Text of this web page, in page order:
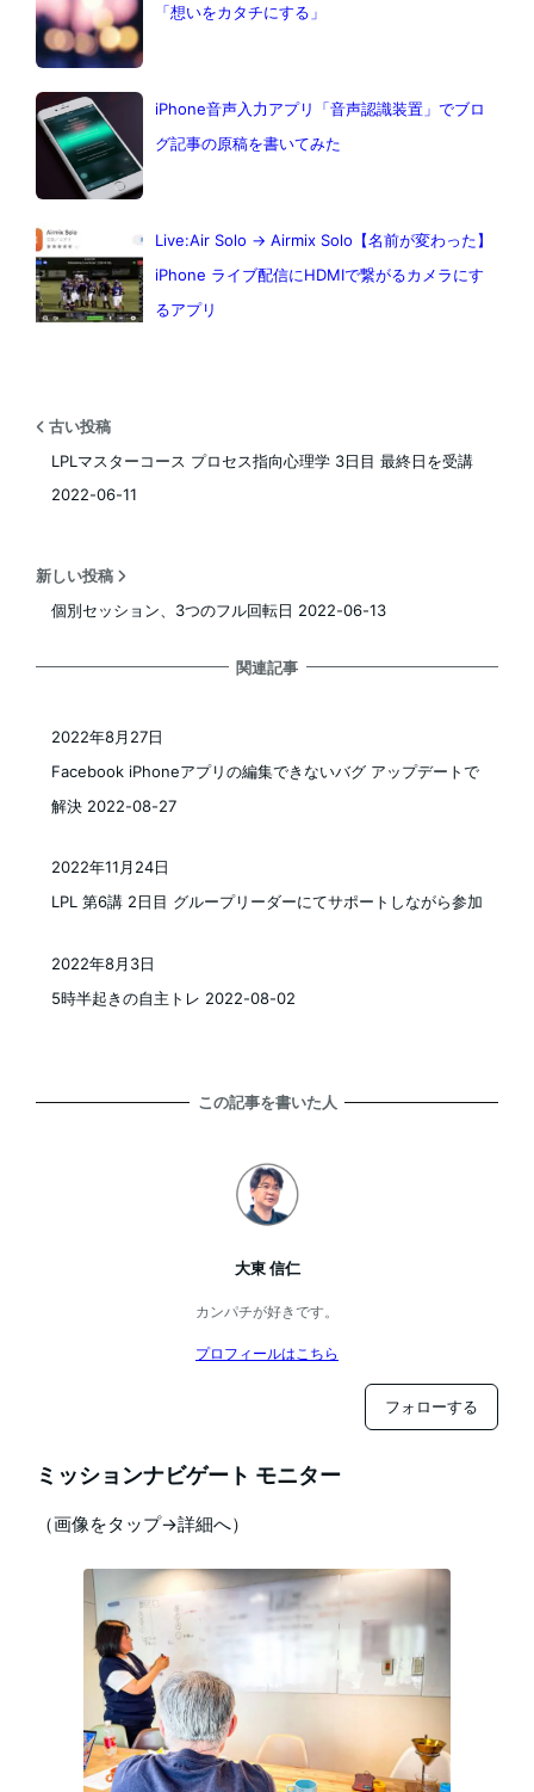
「想いをカタチにする」
iPhone音声入力アプリ「音声認識装置」でブロ
グ記事の原稿を書いてみた
Live:Air Solo → Airmix Solo【名前が変わった】
iPhone ライブ配信にHDMIで繋がるカメラにす
るアプリ
古い投稿
LPLマスターコース プロセス指向心理学 3日目 最終日を受講
2022-06-11
新しい投稿
個別セッション、3つのフル回転日 2022-06-13
関連記事
Facebook iPhoneアプリの編集できないバグ アップデートで
解決 2022-08-27
2022年8月27日
LPL 第6講 2日目 グループリーダーにてサポートしながら参加
2022年11月24日
5時半起きの自主トレ 2022-08-02
2022年8月3日
この記事を書いた人
大東 信仁
カンパチが好きです。
プロフィールはこちら
フォローする
ミッションナビゲート モニター
（画像をタップ→詳細へ）